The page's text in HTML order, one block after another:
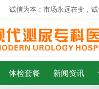
诚信为本：市场永远在变，诚信
体检套餐 新闻资讯